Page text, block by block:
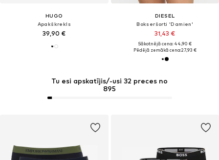
HUGO
Apakškrekls
39,90 €
DIESEL
Bokseršorti 'Damien'
31,43 €
Sākotnējā cena: 44,90 €
Pēdējā zemākā cena:27,93 €
Tu esi apskatījis/-usi 32 preces no
895